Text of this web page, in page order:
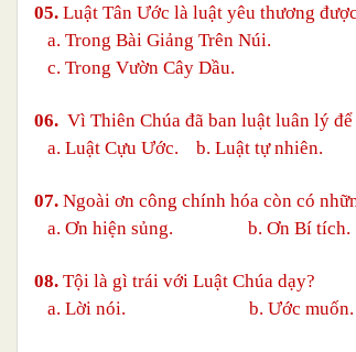
05. Luật Tân Ước là luật yêu thương
a. Trong Bài Giảng
c. Trong Vườn Cây
06. Vì Thiên Chúa đã ban luật luân lý
a. Luật Cựu Ước. b. Luật tự nhiên.
07. Ngoài ơn công chính hóa còn có
a. Ơn hiện sủng. b. Ơn Bí
08. Tội là gì trái với Luật Chúa dạy?
a. Lời nói. b. Ước